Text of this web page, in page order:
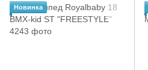
Новинка